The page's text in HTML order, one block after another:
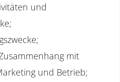
und
mit
und Betrieb;